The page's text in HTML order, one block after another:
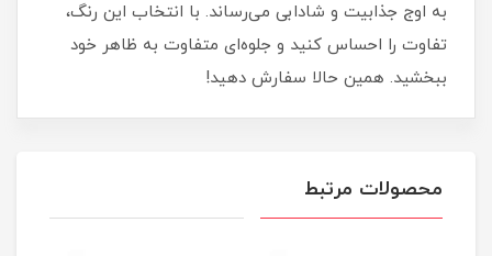
به اوج جذابیت و شادابی می‌رساند. با انتخاب این رنگ،
تفاوت را احساس کنید و جلوه‌ای متفاوت به ظاهر خود
ببخشید. همین حالا سفارش دهید!
محصولات مرتبط